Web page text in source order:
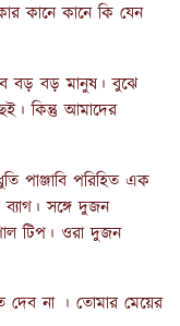
কানে কানে কি যেন
বড় বড় মানুষ। বুঝে
কিন্তু আমাদের
পাঞ্জাবি পরিহিত এক
সঙ্গে দুজন
টিপ। ওরা দুজন
না । তোমার মেয়ের